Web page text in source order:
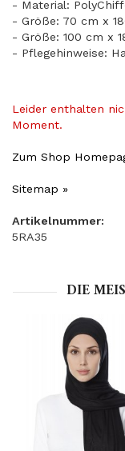
- Material:
- Größe: 70 cm x
- Größe: 100 cm x
- Pflegehinweise:
Leider enthalten
Moment.
Zum Shop
Sitemap »
Artikelnummer:
5RA35
DIE